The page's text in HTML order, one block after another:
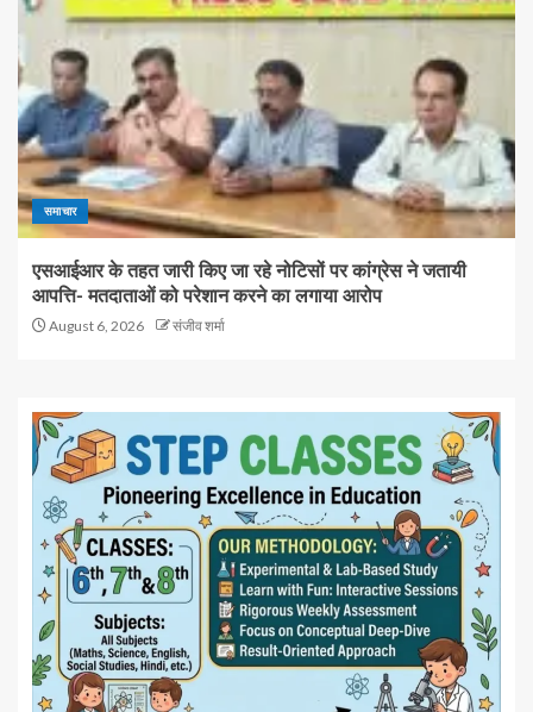
समाचार
एसआईआर के तहत जारी किए जा रहे नोटिसों पर कांग्रेस ने जतायी
आपत्ति- मतदाताओं को परेशान करने का लगाया आरोप
August 6, 2026 संजीव शर्मा